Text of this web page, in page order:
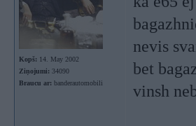
Kopš: 14. May 2002
Ziņojumi: 34090
Braucu ar: banderautomobili
nevis
bet
vinsh